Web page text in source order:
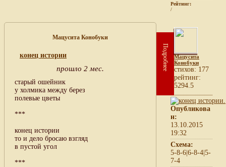
Рейтинг:
/
Мацусита Конобуки
конец истории
прошло 2 мес.
старый ошейник
у холмика между берез
полевые цветы
***
конец истории
то и дело бросаю взгляд
в пустой угол
***
Подробнее
Мацусита
Конобуки
cтихов: 177
рейтинг:
5294.5
Опубликова
н:
13.10.2015
19:32
Схема:
5-8-6|6-8-4|5-
7-4